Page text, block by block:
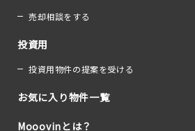
売却相談をする
投資用
投資用物件の提案を受ける
お気に入り物件一覧
Mooovinとは？